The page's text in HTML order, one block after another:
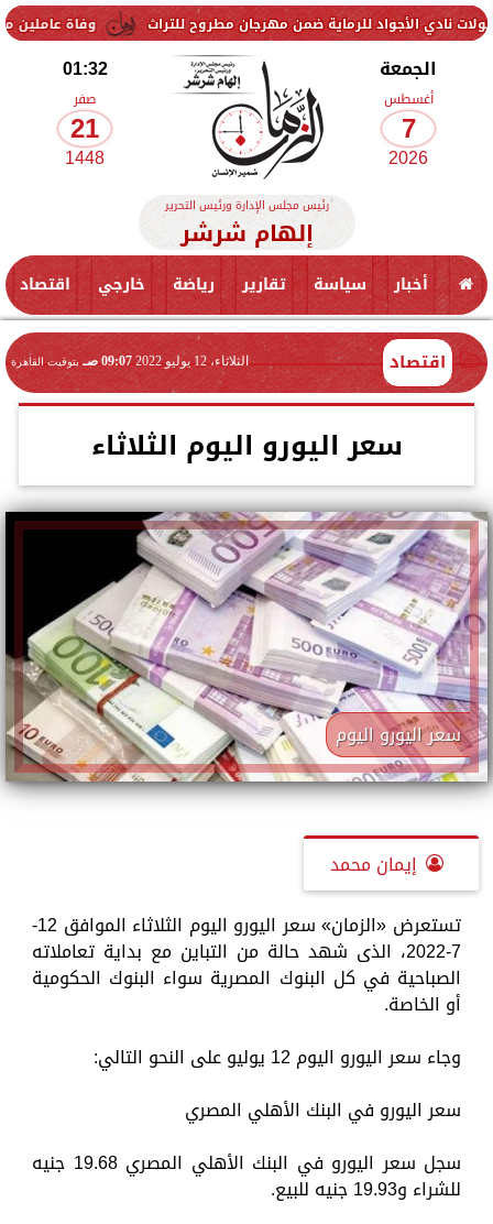
وفاة عاملين متأثرين للرماية ضمن مهرجان مطروح للتراث
الجمعة
أغسطس
7
2026
01:32
صفر
21
1448
رئيس مجلس الإدارة ورئيس التحرير
إلهام شرشر
أخبار سياسة تقارير رياضة خارجي اقتصاد
اقتصاد الثلاثاء، 12 يوليو 2022 09:07 صـ بتوقيت القاهرة
سعر اليورو اليوم الثلاثاء
سعر اليورو اليوم
إيمان محمد
تستعرض «الزمان» سعر اليورو اليوم الثلاثاء الموافق 12-
7-2022، الذى شهد حالة من التباين مع بداية تعاملاته
الصباحية في كل البنوك المصرية سواء البنوك الحكومية
أو الخاصة.
وجاء سعر اليورو اليوم 12 يوليو على النحو التالي:
سعر اليورو في البنك الأهلي المصري
سجل سعر اليورو في البنك الأهلي المصري 19.68 جنيه
للشراء و19.93 جنيه للبيع.